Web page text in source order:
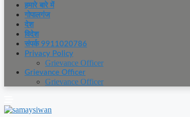
हमारे बारे में
गोपालगंज
देश
विदेश
संपर्क 9911020786
Privacy Policy
Grievance Officer
Grievance Officer
Grievance Officer